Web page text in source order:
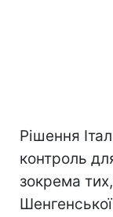
Рішення
контроль
зокрема